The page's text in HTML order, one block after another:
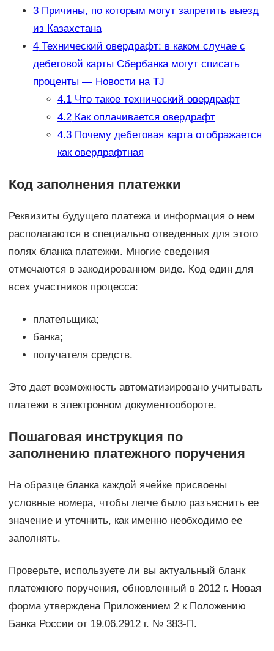
3Причины, по которым могут запретить выезд
из Казахстана
4Технический овердрафт: в каком случае с
дебетовой карты Сбербанка могут списать
проценты — Новости на TJ
4.1Что такое технический овердрафт
4.2Как оплачивается овердрафт
4.3Почему дебетовая карта отображается
как овердрафтная
Код заполнения платежки
Реквизиты будущего платежа и информация о нем
располагаются в специально отведенных для этого
полях бланка платежки. Многие сведения
отмечаются в закодированном виде. Код един для
всех участников процесса:
плательщика;
банка;
получателя средств.
Это дает возможность автоматизировано учитывать
платежи в электронном документообороте.
Пошаговая инструкция по
заполнению платежного поручения
На образце бланка каждой ячейке присвоены
условные номера, чтобы легче было разъяснить ее
значение и уточнить, как именно необходимо ее
заполнять.
Проверьте, используете ли вы актуальный бланк
платежного поручения, обновленный в 2012 г. Новая
форма утверждена Приложением 2 к Положению
Банка России от 19.06.2912 г. № 383-П.